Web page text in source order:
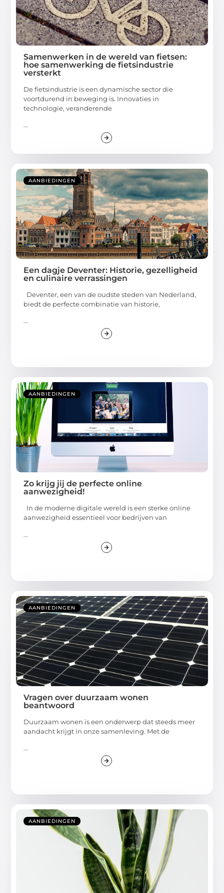
Samenwerken in de wereld van fietsen:
hoe samenwerking de fietsindustrie
versterkt
De fietsindustrie is een dynamische sector die
voortdurend in beweging is. Innovaties in
technologie, veranderende
...
AANBIEDINGEN
Een dagje Deventer: Historie, gezelligheid
en culinaire verrassingen
Deventer, een van de oudste steden van Nederland,
biedt de perfecte combinatie van historie,
...
AANBIEDINGEN
Zo krijg jij de perfecte online
aanwezigheid!
In de moderne digitale wereld is een sterke online
aanwezigheid essentieel voor bedrijven van
...
AANBIEDINGEN
Vragen over duurzaam wonen
beantwoord
Duurzaam wonen is een onderwerp dat steeds meer
aandacht krijgt in onze samenleving. Met de
...
AANBIEDINGEN